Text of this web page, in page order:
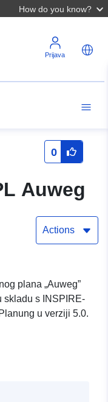
How do you know?
Prijava
0
Auweg
Actions
plana „Auweg”
skladu s INSPIRE-
u verziji 5.0.